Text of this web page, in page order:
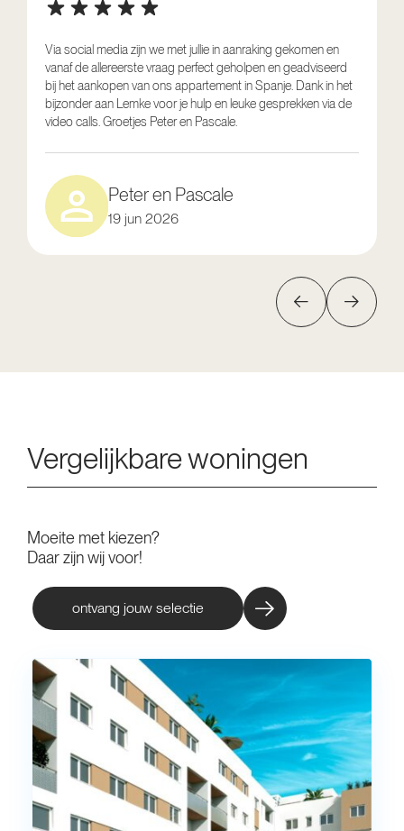
Via social media zijn we met jullie in aanraking gekomen en
vanaf de allereerste vraag perfect geholpen en geadviseerd
bij het aankopen van ons appartement in Spanje. Dank in het
bijzonder aan Lemke voor je hulp en leuke gesprekken via de
video calls. Groetjes Peter en Pascale.
Peter en Pascale
19 jun 2026
Vergelijkbare woningen
Moeite met kiezen?
Daar zijn wij voor!
ontvang jouw selectie